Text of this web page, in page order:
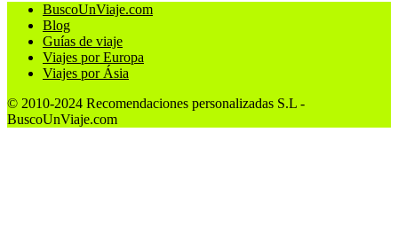
BuscoUnViaje.com
Blog
Guías de viaje
Viajes por Europa
Viajes por Ásia
© 2010-2024 Recomendaciones personalizadas S.L -
BuscoUnViaje.com